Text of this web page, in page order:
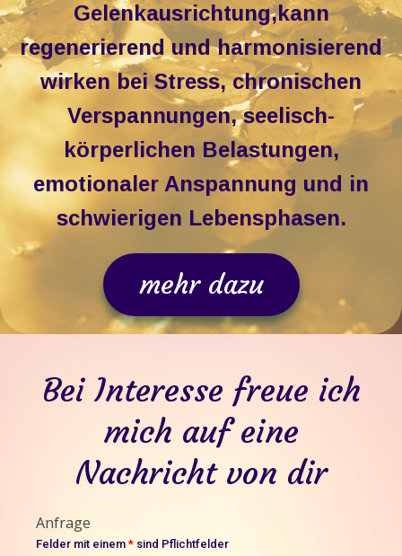
Gelenkausrichtung, ​kann
regenerierend und harmonisierend
wirken bei Stress, chronischen
Verspannungen, seelisch-
körperlichen Belastungen,
emotionaler Anspannung und in
schwierigen Lebensphasen.​
mehr dazu
Bei Interesse freue ich
mich auf eine
Nachricht von dir
Anfrage
Felder mit einem* sind Pflichtfelder